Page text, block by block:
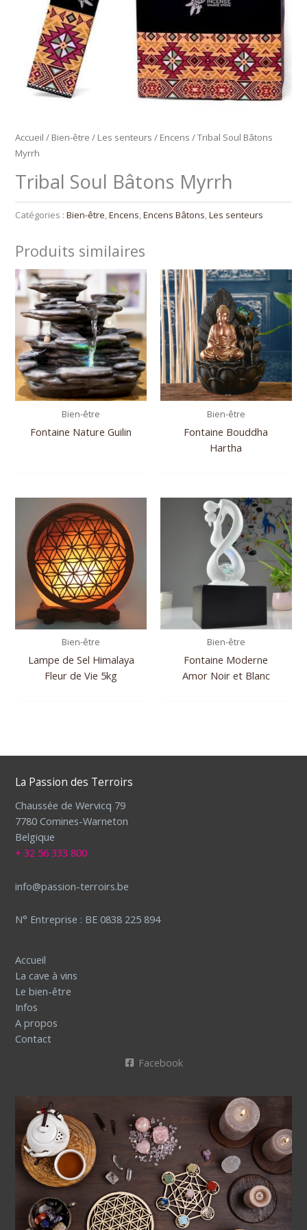
Accueil / Bien-être / Les senteurs / Encens / Tribal Soul Bâtons
Myrrh
Tribal Soul Bâtons Myrrh
Catégories :Bien-être,Encens,Encens Bâtons,Les senteurs
Produits similaires
Bien-être
Fontaine Nature Guilin
Bien-être
Fontaine Bouddha
Hartha
Bien-être
Lampe de Sel Himalaya
Fleur de Vie 5kg
Bien-être
Fontaine Moderne
Amor Noir et Blanc
La Passion des Terroirs
Chaussée de Wervicq 79
7780 Comines-Warneton
Belgique
+ 32 56 333 800
info@passion-terroirs.be
N° Entreprise : BE 0838 225 894
Accueil
La cave à vins
Le bien-être
Infos
A propos
Contact
Facebook